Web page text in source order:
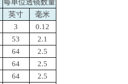
每单位透镜数量
英寸
毫米
3
0.12
53
2.1
64
2.5
64
2.5
64
2.5